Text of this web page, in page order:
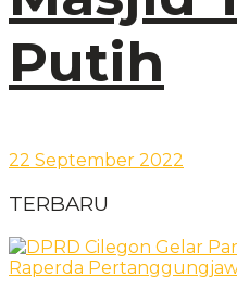
Putih
22 September 2022
TERBARU